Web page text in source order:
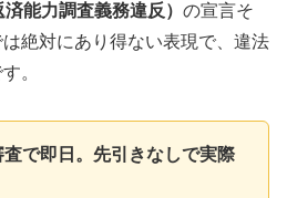
能力調査義務違反） の宣言そ
絶対にあり得ない表現で、違法
。
査で即日。先引きなしで実際